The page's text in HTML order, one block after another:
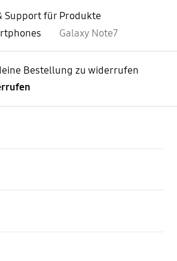
Support für Produkte
Galaxy Note7
Bestellung zu widerrufen